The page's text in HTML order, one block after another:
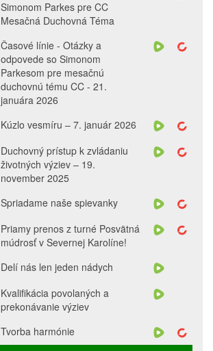
Simonom Parkes pre CC
Mesačná Duchovná Téma
Časové línie - Otázky a
odpovede so Simonom
Parkesom pre mesačnú
duchovnú tému CC - 21.
januára 2026
Kúzlo vesmíru – 7. január 2026
Duchovný prístup k zvládaniu
životných výziev – 19.
november 2025
Spriadame naše spievanky
Priamy prenos z turné Posvätná
múdrosť v Severnej Karolíne!
Delí nás len jeden nádych
Kvalifikácia povolaných a
prekonávanie výziev
Tvorba harmónie